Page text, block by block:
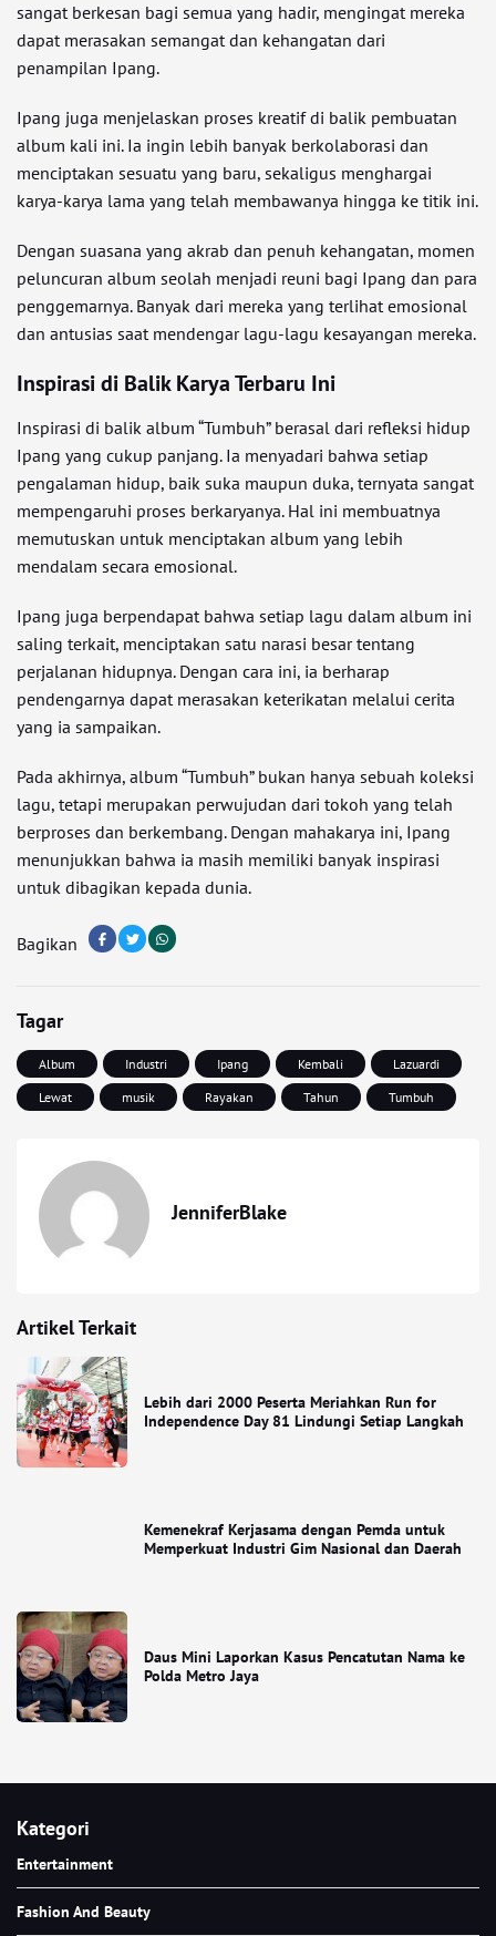
sangat berkesan bagi semua yang hadir, mengingat mereka
dapat merasakan semangat dan kehangatan dari
penampilan Ipang.
Ipang juga menjelaskan proses kreatif di balik pembuatan
album kali ini. Ia ingin lebih banyak berkolaborasi dan
menciptakan sesuatu yang baru, sekaligus menghargai
karya-karya lama yang telah membawanya hingga ke titik ini.
Dengan suasana yang akrab dan penuh kehangatan, momen
peluncuran album seolah menjadi reuni bagi Ipang dan para
penggemarnya. Banyak dari mereka yang terlihat emosional
dan antusias saat mendengar lagu-lagu kesayangan mereka.
Inspirasi di Balik Karya Terbaru Ini
Inspirasi di balik album “Tumbuh” berasal dari refleksi hidup
Ipang yang cukup panjang. Ia menyadari bahwa setiap
pengalaman hidup, baik suka maupun duka, ternyata sangat
mempengaruhi proses berkaryanya. Hal ini membuatnya
memutuskan untuk menciptakan album yang lebih
mendalam secara emosional.
Ipang juga berpendapat bahwa setiap lagu dalam album ini
saling terkait, menciptakan satu narasi besar tentang
perjalanan hidupnya. Dengan cara ini, ia berharap
pendengarnya dapat merasakan keterikatan melalui cerita
yang ia sampaikan.
Pada akhirnya, album “Tumbuh” bukan hanya sebuah koleksi
lagu, tetapi merupakan perwujudan dari tokoh yang telah
berproses dan berkembang. Dengan mahakarya ini, Ipang
menunjukkan bahwa ia masih memiliki banyak inspirasi
untuk dibagikan kepada dunia.
Bagikan
Tagar
Album Industri Ipang Kembali
Lazuardi
Lewat
musik Rayakan Tahun Tumbuh
JenniferBlake
Artikel Terkait
Lebih dari 2000 Peserta Meriahkan Run for
Independence Day 81 Lindungi Setiap Langkah
Kemenekraf Kerjasama dengan Pemda untuk
Memperkuat Industri Gim Nasional dan Daerah
Daus Mini Laporkan Kasus Pencatutan Nama ke
Polda Metro Jaya
Kategori
Entertainment
Fashion And Beauty